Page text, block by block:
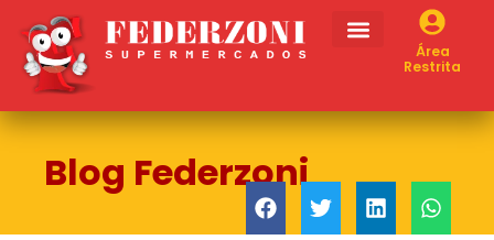
Área
Restrita
Blog Federzoni